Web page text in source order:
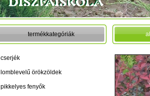
termékkategóriák
cserjék
lomblevelű örökzöldek
pikkelyes fenyők